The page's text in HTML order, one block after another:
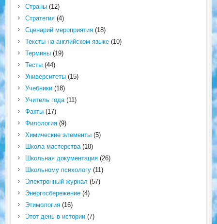
Страны(12)
Стратегия(4)
Сценарий мероприятия(18)
Тексты на английском языке(10)
Термины(19)
Тесты(44)
Университеты(15)
Учебники(18)
Учитель года(11)
Факты(17)
Филология(9)
Химические элементы(5)
Школа мастерства(18)
Школьная документация(26)
Школьному психологу(11)
Электронный журнал (57)
Энергосбережение(4)
Этимология(16)
Этот день в истории(7)